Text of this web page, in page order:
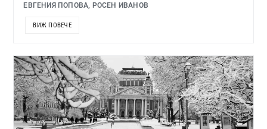
ЕВГЕНИЯ ПОПОВА, РОСЕН ИВАНОВ
ВИЖ ПОВЕЧЕ